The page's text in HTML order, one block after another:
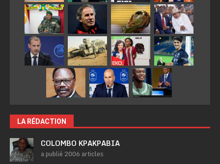
LA RÉDACTION
COLOMBO KPAKPABIA
a publié 2006 articles